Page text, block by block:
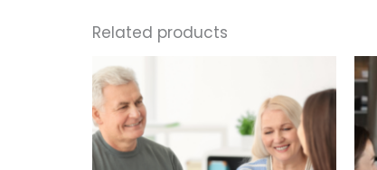
Related products